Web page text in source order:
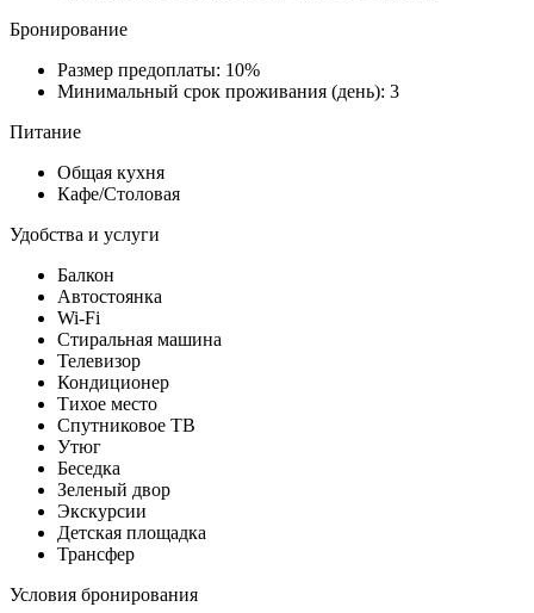
Бронирование
Размер предоплаты: 10%
Минимальный срок проживания (день): 3
Питание
Общая кухня
Кафе/Столовая
Удобства и услуги
Балкон
Автостоянка
Wi-Fi
Стиральная машина
Телевизор
Кондиционер
Тихое место
Спутниковое ТВ
Утюг
Беседка
Зеленый двор
Экскурсии
Детская площадка
Трансфер
Условия бронирования